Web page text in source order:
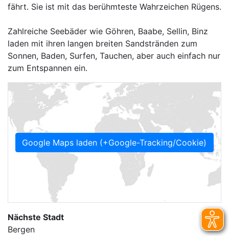
fährt. Sie ist mit das berühmteste Wahrzeichen Rügens.
Zahlreiche Seebäder wie Göhren, Baabe, Sellin, Binz
laden mit ihren langen breiten Sandstränden zum
Sonnen, Baden, Surfen, Tauchen, aber auch einfach nur
zum Entspannen ein.
Google Maps laden (+Google-Tracking/Cookie)
Nächste Stadt
Bergen